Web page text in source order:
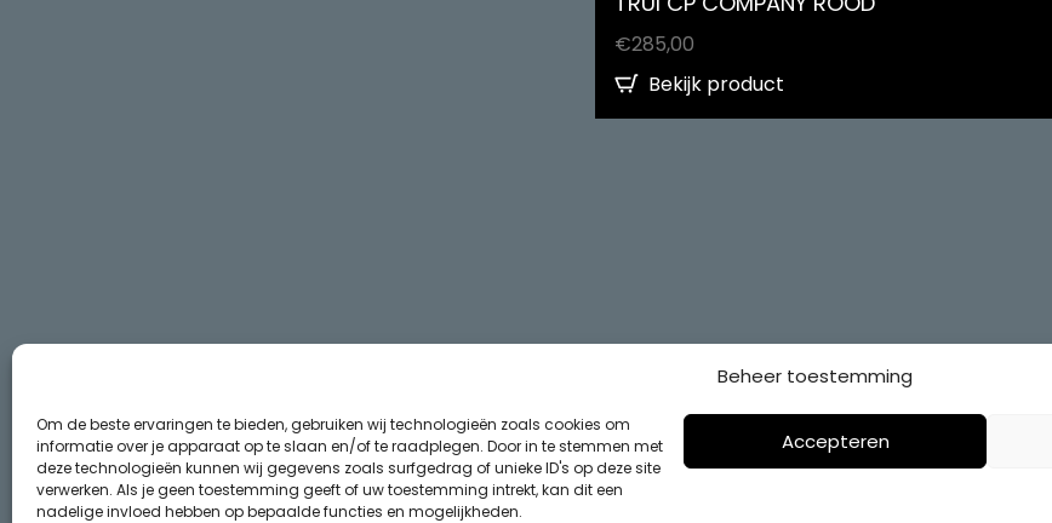
Beheer toestemming
Om de beste ervaringen te bieden, gebruiken wij technologieën zoals cookies om
informatie over je apparaat op te slaan en/of te raadplegen. Door in te stemmen met
deze technologieën kunnen wij gegevens zoals surfgedrag of unieke ID's op deze site
verwerken. Als je geen toestemming geeft of uw toestemming intrekt, kan dit een
nadelige invloed hebben op bepaalde functies en mogelijkheden.
Accepteren
€285,00
Bekijk product